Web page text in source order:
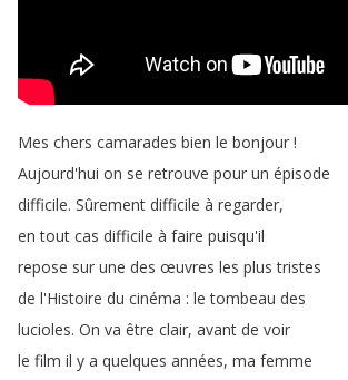
Mes chers camarades bien le bonjour !
Aujourd'hui on se retrouve pour un épisode
difficile. Sûrement difficile à regarder,
en tout cas difficile à faire puisqu'il
repose sur une des œuvres les plus tristes
de l'Histoire du cinéma : le tombeau des
lucioles. On va être clair, avant de voir
le film il y a quelques années, ma femme